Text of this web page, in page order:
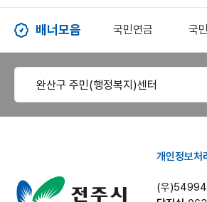
배너모음
인권상담 1331 국민연금 국
완산구 주민(행정복지)센터
전주시청
개인정보처
(우)54994